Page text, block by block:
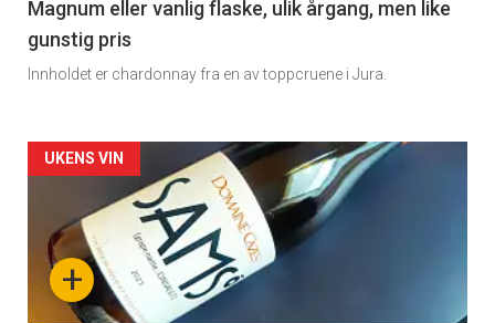
3
Magnum eller vanlig flaske, ulik årgang, men like
gunstig pris
Innholdet er chardonnay fra en av toppcruene i Jura.
Forsiden
akkurat
nå+
UKENS VIN